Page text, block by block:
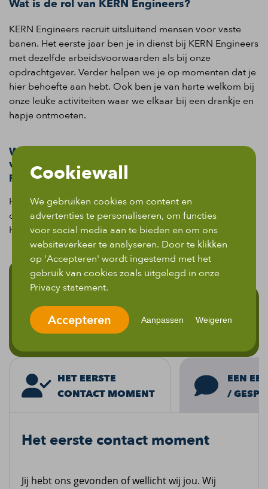
KERN Engineers recruit uitsluitend mensen voor vaste
banen. Het eerste jaar ben je in dienst bij KERN Engineers
met dezelfde arbeidsvoorwaarden als bij onze
opdrachtgever. Verder helpen we je op momenten dat je
hier behoefte aan hebt. Ook ben je van harte welkom bij
onze leuke activiteiten waar we elkaar bij een drankje en
hapje ontmoeten.
Wie kan ik bellen om te schakelen over de
vacature Sales engineer | HBO | Uitdagende
projecten!?
Heb je nog vragen over deze functie? Neem dan contact
op met Robert Madlener via +31 70 239 02 14. Robert
helpt je graag verder!
Solliciteer nu
Ik heb interesse in Sales engineer | HBO |
Uitdagende projecten!
HET EERSTE
CONTACT MOMENT
EEN
/
Het eerste contact moment
Jij hebt ons gevonden of wellicht wij jou. Wij
Cookiewall
We gebruiken cookies om content en
advertenties te personaliseren, om functies
voor social media aan te bieden en om ons
websiteverkeer te analyseren. Door te klikken
op 'Accepteren' wordt ingestemd met het
gebruik van cookies zoals uitgelegd in onze
Privacy statement.
Aanpassen Weigeren
Accepteren